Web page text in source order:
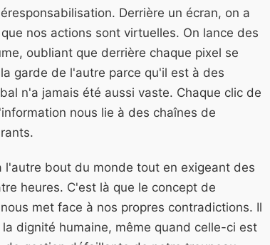
Derrière un écran, on a
nos actions sont virtuelles. On lance des
oubliant que derrière chaque pixel se
garde de l'autre parce qu'il est à des
n'a jamais été aussi vaste. Chaque clic de
nous lie à des chaînes de
bout du monde tout en exigeant des
heures. C'est là que le concept de
met face à nos propres contradictions. Il
dignité humaine, même quand celle-ci est